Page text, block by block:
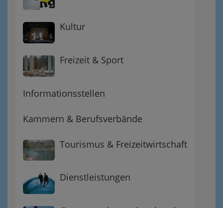
Kultur
Freizeit & Sport
Informationsstellen
Kammern & Berufsverbände
Tourismus & Freizeitwirtschaft
Dienstleistungen